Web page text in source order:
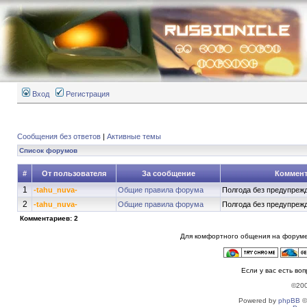
Вход Регистрация
Сообщения без ответов | Активные темы
Список форумов
# От пользователя За сообщение
1 -tahu_nuva- Общие правила форума Полгода без
2 -tahu_nuva- Общие правила форума Полгода без
Комментариев: 2
Для комфортного общения на
Если у вас есть
Powered by phpBB